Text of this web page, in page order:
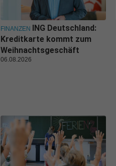
FINANZEN ING Deutschland:
Kreditkarte kommt zum
Weihnachtsgeschäft
06.08.2026